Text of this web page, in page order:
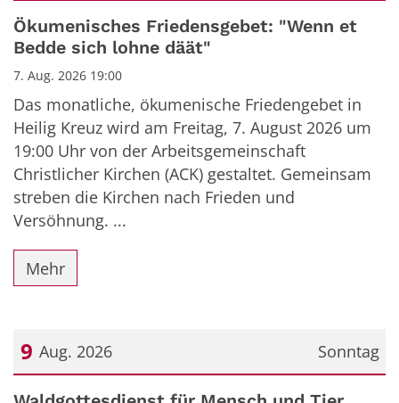
Datum: 7. August 2026
Ökumenisches Friedensgebet: "Wenn et
Bedde sich lohne däät"
7. Aug. 2026 19:00
Das monatliche, ökumenische Friedengebet in
Heilig Kreuz wird am Freitag, 7. August 2026 um
19:00 Uhr von der Arbeitsgemeinschaft
Christlicher Kirchen (ACK) gestaltet. Gemeinsam
streben die Kirchen nach Frieden und
Versöhnung. ...
Mehr
Sonntag
9 Aug. 2026
Datum: 9. August 2026